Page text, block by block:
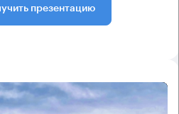
презентацию